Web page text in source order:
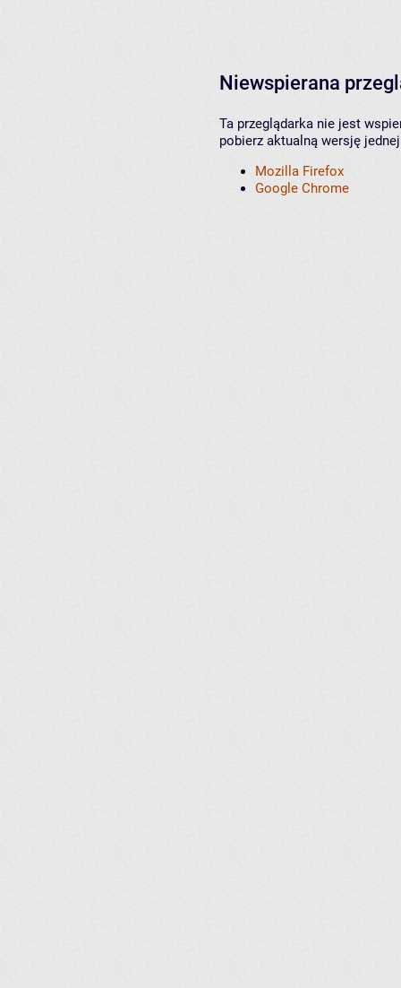
Niewspierana
Ta przeglądarka nie jest
pobierz aktualną wersję
Mozilla Firefox
Google Chrome